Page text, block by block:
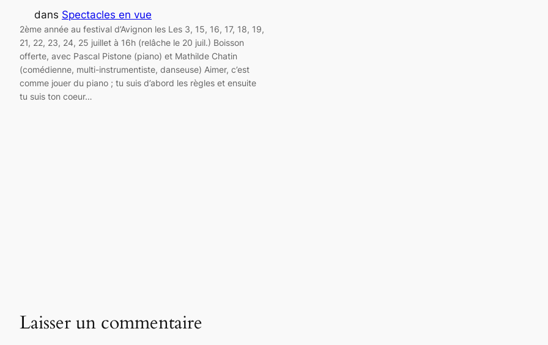
dans Spectacles en vue
2ème année au festival d’Avignon les Les 3, 15, 16, 17, 18, 19,
21, 22, 23, 24, 25 juillet à 16h (relâche le 20 juil.) Boisson
offerte, avec Pascal Pistone (piano) et Mathilde Chatin
(comédienne, multi-instrumentiste, danseuse) Aimer, c’est
comme jouer du piano ; tu suis d’abord les règles et ensuite
tu suis ton coeur…
Laisser un commentaire